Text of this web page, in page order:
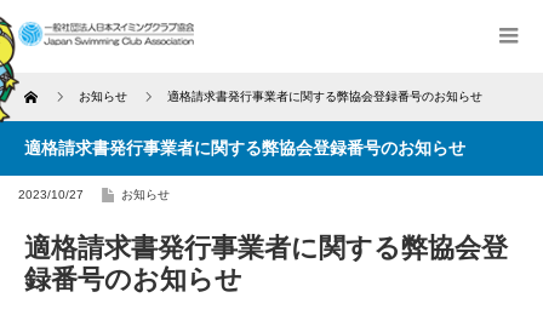
Home お知らせ 適格請求書発行事業者に関する弊協会登録番号のお知らせ
適格請求書発行事業者に関する弊協会登録番号のお知らせ
2023/10/27 お知らせ
適格請求書発行事業者に関する弊協会登
録番号のお知らせ